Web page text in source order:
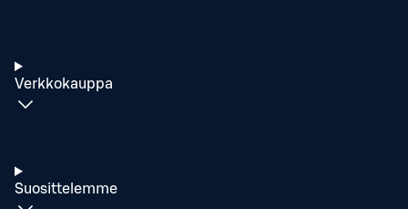
Verkkokauppa
Suosittelemme